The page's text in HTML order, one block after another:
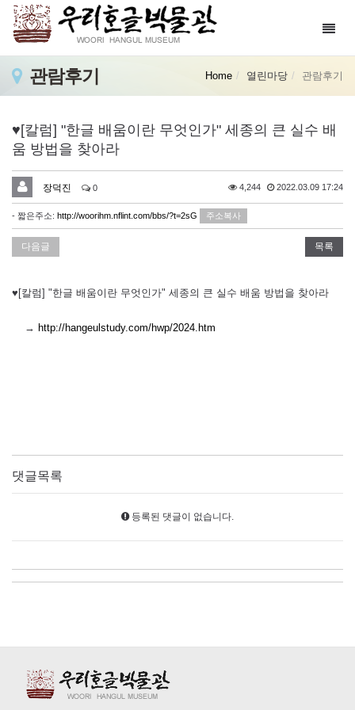
관람후기 Home 열린마당 관람후기
♥[칼럼] "한글 배움이란 무엇인가" 세종의 큰 실수 배
움 방법을 찾아라
장덕진 0 4,244 2022.03.09 17:24
- 짧은주소: http://woorihm.nflint.com/bbs/?t=2sG 주소복사
다음글 목록
♥[칼럼] "한글 배움이란 무엇인가" 세종의 큰 실수 배움 방법을 찾아라
→ http://hangeulstudy.com/hwp/2024.htm
댓글목록
등록된 댓글이 없습니다.